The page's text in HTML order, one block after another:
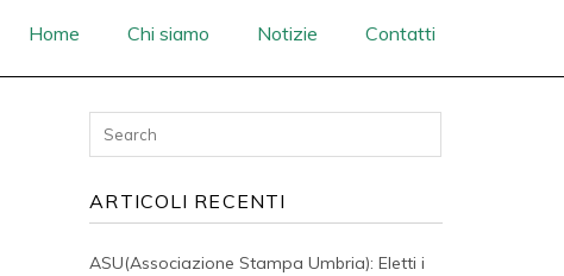
Home Chi siamo Notizie Contatti
ARTICOLI RECENTI
ASU(Associazione Stampa Umbria): Eletti i